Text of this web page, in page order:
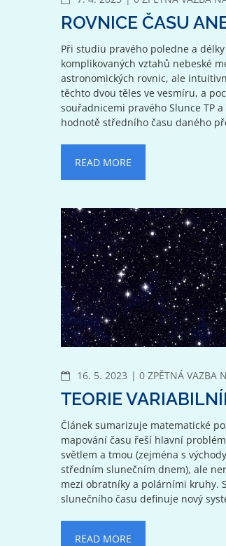
ROVNICE ČASU
Při studiu pravého poledne a
komplikovaných vztahů nebeské
astronomických rovnic, ale
těchto dvou těles ve vesmíru, a
souřadnicemi pravého Slunce TP
hodnotě středního času daného
READ MORE
16. 5. 2023 KOMENTÁŘE
0 ZPĚTNÁ VAZBA
TEORIE
Článek sumarizuje matematické
mapování času řeší hlavní
světlem a tmou (zejména s
středním slunečním dnem), ale
mezi obratníky a polárními kruhy.
slunečního času definuje nový
READ MORE